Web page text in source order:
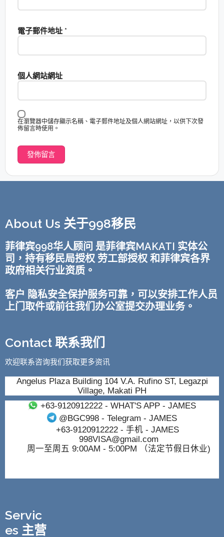
電子郵件地址 *
個人網站網址
在瀏覽器中儲存顯示名稱、電子郵件地址及個人網站網址，以供下次發
佈留言時使用。
About Us 关于998移民
菲律宾998华人顾问 是菲律宾MAKATI 实体公
司，持有移民局授权 劳工部授权 和菲律宾各界
政府相关行业资质。
客户 隐私安全保护服务可靠，可以安排工作人员
上门取件或前往我们办公室提交办理业务。
Contact 联系我们
欢迎联系咨询我们获取更多资讯
Angelus Plaza Building 104 V.A. Rufino ST, Legazpi
Village, Makati PH
+63-9120912222- WHAT'S APP - JAMES
@BGC998 - Telegram - JAMES
+63-9120912222- 手机 - JAMES
998VISA@gmail.com
周一至周五 9:00AM - 5:00PM （法定节假日休业)
Servic
es 主营